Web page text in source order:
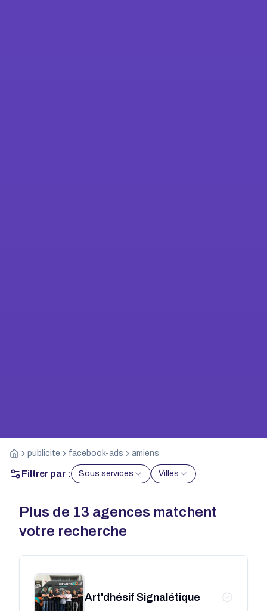
publicite facebook-ads amiens
Filtrer par : Sous services Villes
Plus de 13 agences matchent
votre recherche
Art'dhésif Signalétique